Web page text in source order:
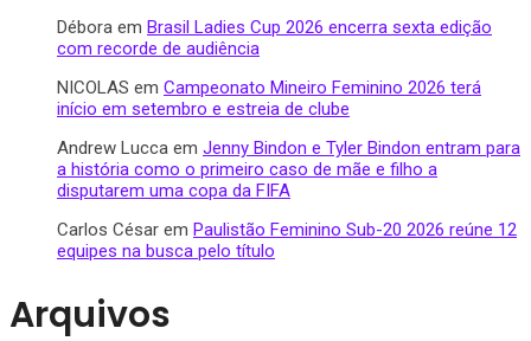
Débora em Brasil Ladies Cup 2026 encerra sexta edição
com recorde de audiência
NICOLAS em Campeonato Mineiro Feminino 2026 terá
início em setembro e estreia de clube
Andrew Lucca em Jenny Bindon e Tyler Bindon entram para
a história como o primeiro caso de mãe e filho a
disputarem uma copa da FIFA
Carlos César em Paulistão Feminino Sub-20 2026 reúne 12
equipes na busca pelo título
Arquivos